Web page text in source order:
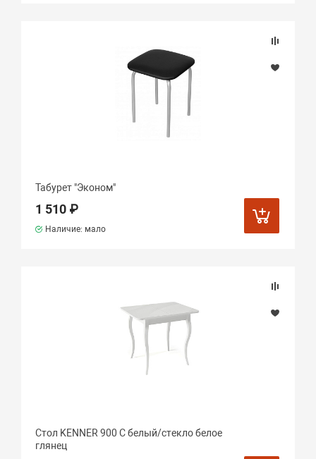
Табурет "Эконом"
1 510 ₽
Наличие: мало
Стол KENNER 900 С белый/стекло белое
глянец